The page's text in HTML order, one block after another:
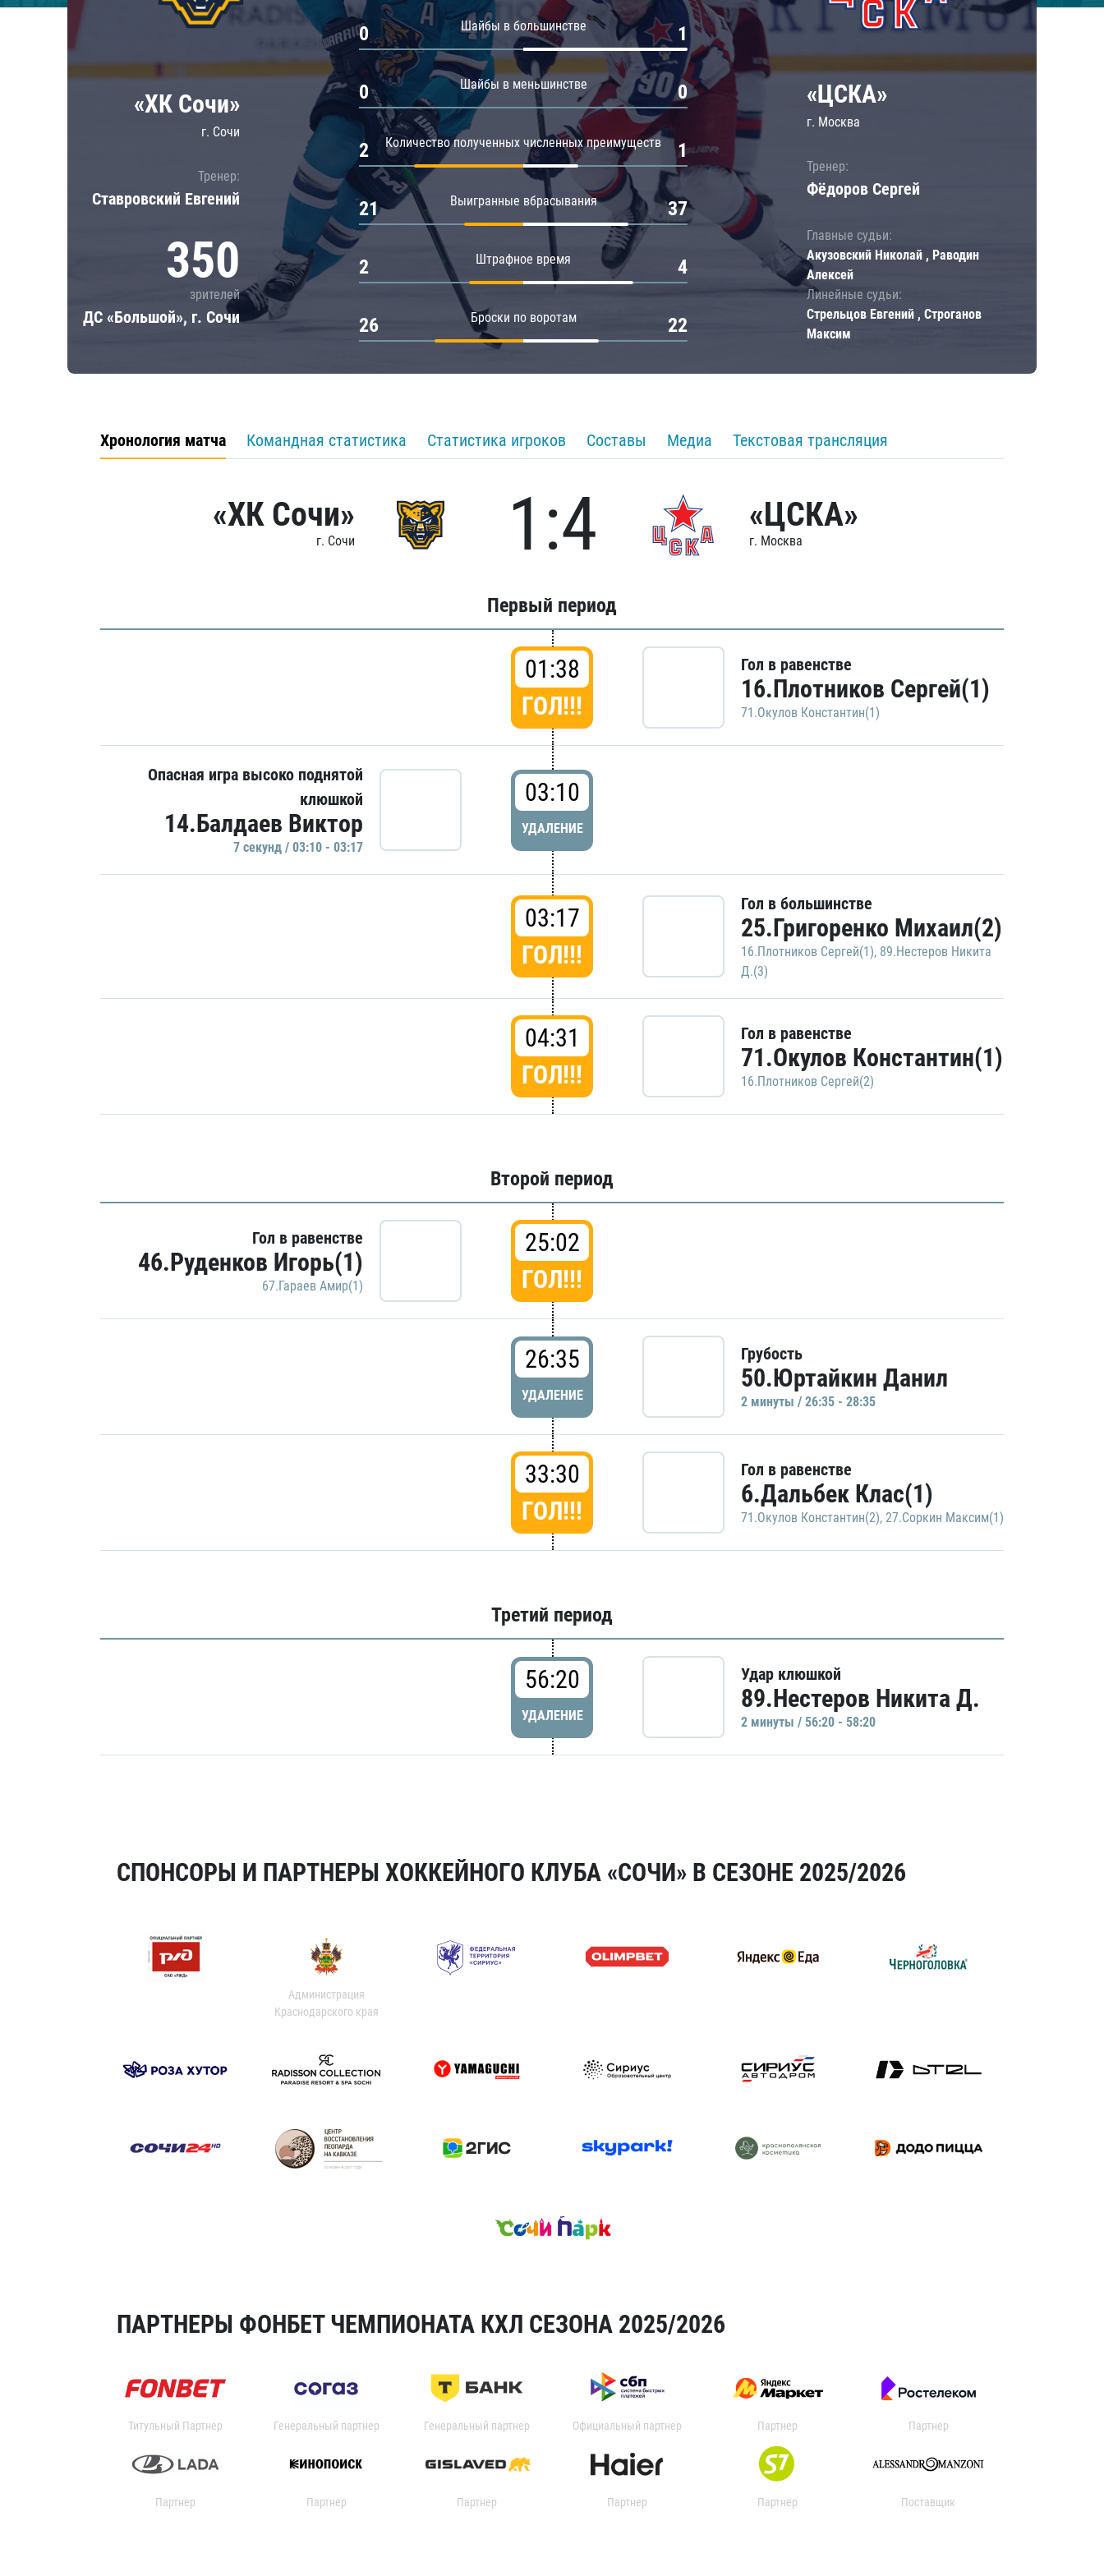
Локомотив
ЦСКА
Шанхайские Драконы
Амур
Барыс
Салават Юлаев
«ХК Сочи»
г. Сочи
Тренер:
Ставровский Евгений
350
зрителей
ДС «Большой», г. Сочи
Шайбы в большинстве
0 1
Шайбы в меньшинстве
0 0
Количество полученных численных преимуществ
2 1
Выигранные вбрасывания
21 37
Штрафное время
2 4
Броски по воротам
26 22
«ЦСКА»
г. Москва
Тренер:
Фёдоров Сергей
Главные судьи:
Акузовский Николай , Раводин
Алексей
Линейные судьи:
Стрельцов Евгений , Строганов
Максим
Хронология матча Командная статистика Статистика игроков Составы Медиа Текстовая трансляция
«ХК Сочи»
г. Сочи 1:4 «ЦСКА»
г. Москва
Первый период
01:38
ГОЛ!!!
Гол в равенстве
16.Плотников Сергей(1)
71.Окулов Константин(1)
Опасная игра высоко поднятой
клюшкой
14.Балдаев Виктор
7 секунд / 03:10 - 03:17
03:10
УДАЛЕНИЕ
03:17
ГОЛ!!!
Гол в большинстве
25.Григоренко Михаил(2)
16.Плотников Сергей(1), 89.Нестеров Никита
Д.(3)
04:31
ГОЛ!!!
Гол в равенстве
71.Окулов Константин(1)
16.Плотников Сергей(2)
Второй период
Гол в равенстве
46.Руденков Игорь(1)
67.Гараев Амир(1)
25:02
ГОЛ!!!
26:35
УДАЛЕНИЕ
Грубость
50.Юртайкин Данил
2 минуты / 26:35 - 28:35
33:30
ГОЛ!!!
Гол в равенстве
6.Дальбек Клас(1)
71.Окулов Константин(2), 27.Соркин Максим(1)
Третий период
56:20
УДАЛЕНИЕ
Удар клюшкой
89.Нестеров Никита Д.
2 минуты / 56:20 - 58:20
СПОНСОРЫ И ПАРТНЕРЫ ХОККЕЙНОГО КЛУБА «СОЧИ» В СЕЗОНЕ 2025/2026
Администрация
Краснодарского края
ПАРТНЕРЫ ФОНБЕТ ЧЕМПИОНАТА КХЛ СЕЗОНА 2025/2026
Титульный Партнер Генеральный партнер Генеральный партнер Официальный партнер Партнер Партнер
Партнер Партнер Партнер Партнер Партнер Поставщик